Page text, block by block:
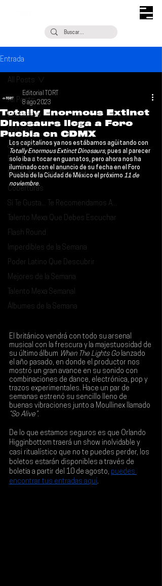
Entrada
All Posts
Escúchalo
Noticias
¿Qué Plan?
Entrevistas
Descubrimiento Semanal
Coberturas
Si Te Gusta... Te Recomendamos A...
Talento Mexa Que Debes Escuchar
Flash Round
Imperdibles de la Semana
Poder Latino Que Descubrir
Mejores de la Semana
Talento Mexa Semanal
Álbumes de la Semana
All Posts
Totally Enormous Extinct
Dinosaurs llega a Foro
Puebla en CDMX
Editorial TORT
8 ago 2023
Los capitalinos ya nos estábamos agüitando con
Totally Enormous Extinct Dinosaurs, pues al parecer
solo iba a tocar en guanatos, pero ahora nos ha
iluminado con el anuncio de su fecha en el
Foro
Puebla de la Ciudad de México el próximo 11 de
noviembre.
El británico vendrá con todo su arsenal
musical con la frescura y la majestuosidad de
su último álbum When The Lights Go lanzado
el año pasado, en donde el productor nos
mostró un gran avance en su sonido con
combinaciones de dance, electrónica, pop y
trazos experimentales. Hace un par de
semanas estrenó su sencillo lleno de
buenas vibraciones junto a Moullinex llamado
“So Alive”.
De lo que estamos seguros es que Orlando
Higginbottom traerá un show inolvidable y
casi ritualístico que no te puedes perder, los
boletos estarán disponibles a través de
boletia a partir del 10 de agosto, puedes
encontrar tus entradas aquí.